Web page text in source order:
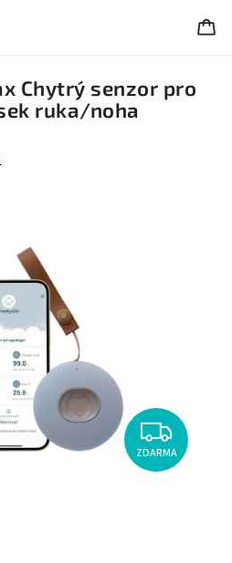
Chytrý senzor pro
ruka/noha
ZDARMA